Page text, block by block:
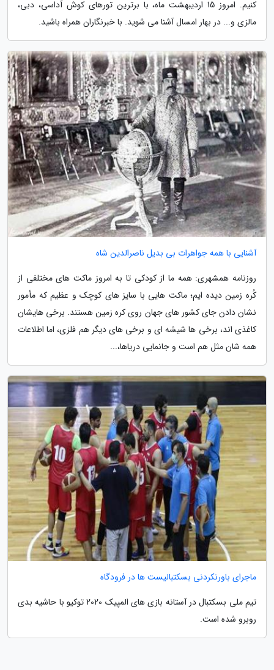
کنیم. امروز 15 اردیبهشت ماه، با برترین تورهای کوش آداسی، دبی،
مالزی و... در بهار امسال آشنا می شوید. با خبرنگاران همراه باشید.
آشنایی با همه جواهرات بی بدیل ناصرالدین شاه
روزنامه همشهری: همه ما از کودکی تا به امروز ماکت های مختلفی از
کُره زمین دیده ایم؛ ماکت هایی با سایز های کوچک و عظیم که مأمور
نشان دادن جای کشور های جهان روی کره زمین هستند. برخی هایشان
کاغذی اند، برخی ها شیشه ای و برخی های دیگر هم فلزی، اما اطلاعات
همه شان مثل هم است و جانمایی دریاها،...
ماجرای باورنکردنی بسکتبالیست ها در فرودگاه
تیم ملی بسکتبال در آستانه بازی های المپیک 2020 توکیو با حاشیه بدی
روبرو شده است.